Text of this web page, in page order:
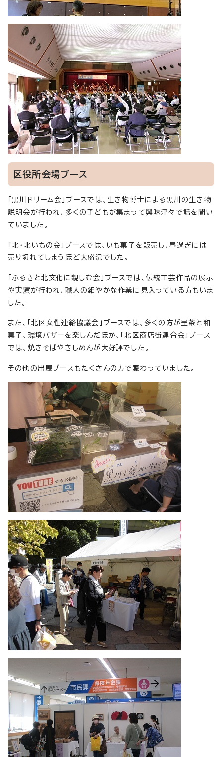
区役所会場ブース
「黒川ドリーム会」ブースでは、生き物博士による黒川の生き物
説明会が行われ、多くの子どもが集まって興味津々で話を聞い
ていました。
「北・北いもの会」ブースでは、いも菓子を販売し、昼過ぎには
売り切れてしまうほど大盛況でした。
「ふるさと北文化に親しむ会」ブースでは、伝統工芸作品の展示
や実演が行われ、職人の細やかな作業に見入っている方もいま
した。
また、「北区女性連絡協議会」ブースでは、多くの方が呈茶と和
菓子、環境バザーを楽しんだほか、「北区商店街連合会」ブース
では、焼きそばやきしめんが大好評でした。
その他の出展ブースもたくさんの方で賑わっていました。